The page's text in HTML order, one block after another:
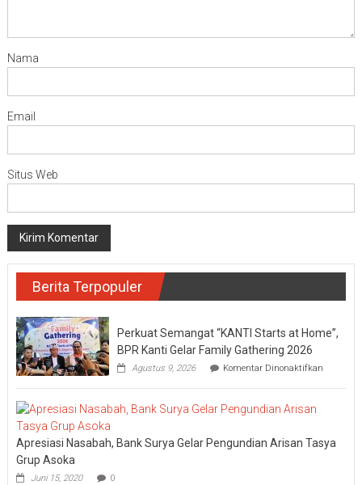
Nama
Email
Situs Web
Berita Terpopuler
Perkuat Semangat “KANTI Starts at Home”,
BPR Kanti Gelar Family Gathering 2026
Agustus 9, 2026 Komentar Dinonaktifkanpada
Home”,
Apresiasi Nasabah, Bank Surya Gelar Pengundian Arisan Tasya
Grup Asoka
Juni 15, 2020 0